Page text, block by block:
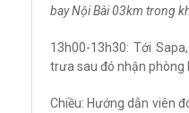
bay Nội Bài 03km trong
13h00-13h30: Tới
trưa sau đó nhận phòng
Chiều: Hướng dẫn viên